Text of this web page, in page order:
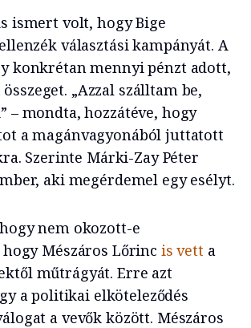
ismert volt, hogy Bige
választási kampányát. A
konkrétan mennyi pénzt adott,
„Azzal szálltam be,
– mondta, hozzátéve, hogy
a magánvagyonából juttatott
Szerinte Márki-Zay Péter
aki megérdemel egy esélyt.
nem okozott-e
Mészáros Lőrinc is vetta
műtrágyát. Erre azt
a politikai elköteleződés
a vevők között. Mészáros